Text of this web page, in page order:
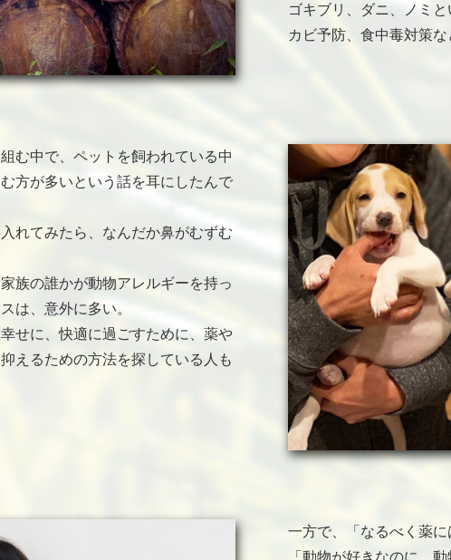
ゴキブリ、ダニ、ノミと
カビ予防、食中毒対策な
む中で、ペットを飼われている中
方が多いという話を耳にしたんで
れてみたら、なんだか鼻がむずむ
族の誰かが動物アレルギーを持っ
は、意外に多い。
せに、快適に過ごすために、薬や
えるための方法を探している人も
一方で、「なるべく薬に